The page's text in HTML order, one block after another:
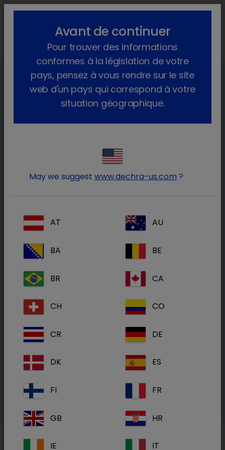
lock_outline search menu
La médecine interne
certaines régions ou être présentes dans le
monde entier.
problèmes gastro-intestinaux chez les bovins,
la diarrhée chez les vaches et les veaux, et les
troubles métaboliques sont parmi les plus
courants et entraînent des conséquences
importantes sur le bien-être et la productivité
des bovins. L'augmentation de la taille des
troupeaux a fait naître le besoin d'une bonne
gestion de ceux-ci, les vétérinaires jouant un
rôle clé en tant que consultants dans les
exploitations.
En savoir plus sur la BRD
Avant de continuer
Pour trouver des informations
conformes à la législation de votre
pays, pensez à vous rendre sur le site
web d'un pays qui correspond à votre
situation géographique.
May we suggest www.dechra-us.com ?
AT AU
BA BE
BR CA
CH CO
CR DE
DK ES
FI FR
GB HR
IE IT